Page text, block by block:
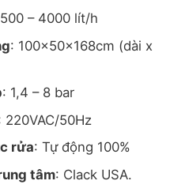
– 4000 lít/h
: 100x50x168cm (dài x
: 1,4 – 8 bar
220VAC/50Hz
rửa: Tự động 100%
tâm: Clack USA.